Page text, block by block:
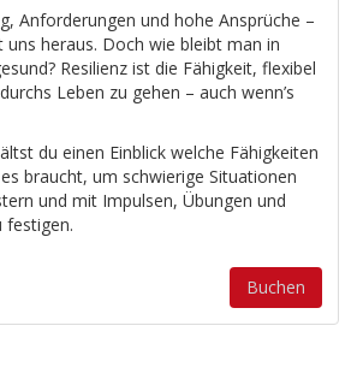
Anforderungen und hohe Ansprüche –
heraus. Doch wie bleibt man in
Resilienz ist die Fähigkeit, flexibel
Leben zu gehen – auch wenn’s
du einen Einblick welche Fähigkeiten
braucht, um schwierige Situationen
und mit Impulsen, Übungen und
festigen.
Buchen